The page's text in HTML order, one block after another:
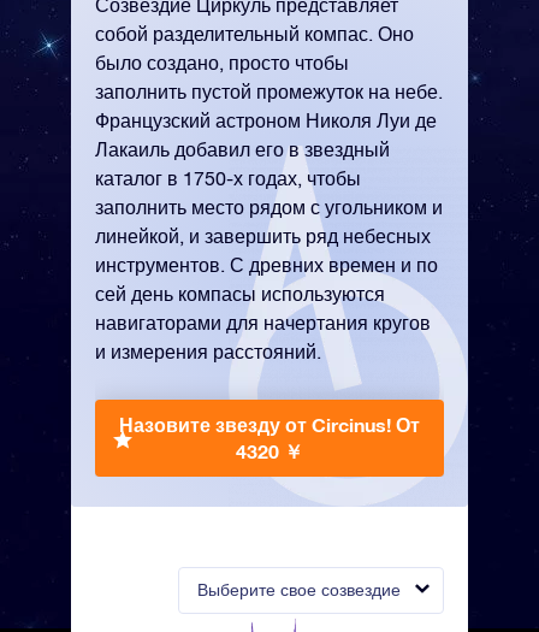
Выберите свое созвездие
Созвездие Циркуль представляет
собой разделительный компас. Оно
было создано, просто чтобы
заполнить пустой промежуток на небе.
Французский астроном Николя Луи де
Лакаиль добавил его в звездный
каталог в 1750-х годах, чтобы
заполнить место рядом с угольником и
линейкой, и завершить ряд небесных
инструментов. С древних времен и по
сей день компасы используются
навигаторами для начертания кругов
и измерения расстояний.
Назовите звезду от Circinus! От
4320 ￥